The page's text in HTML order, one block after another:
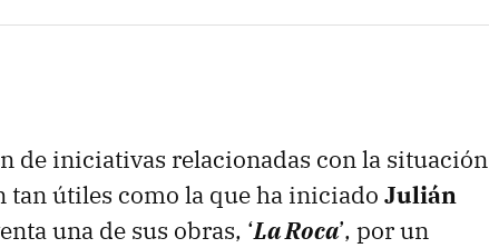
de iniciativas relacionadas con la situación
tan útiles como la que ha iniciado Julián
una de sus obras, ‘La Roca’, por un